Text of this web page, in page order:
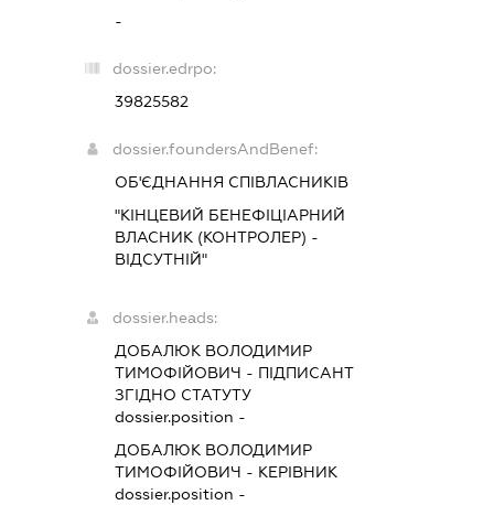
-
dossier.edrpo:
39825582
dossier.foundersAndBenef:
ОБ'ЄДНАННЯ СПІВЛАСНИКІВ
"КІНЦЕВИЙ БЕНЕФІЦІАРНИЙ
ВЛАСНИК (КОНТРОЛЕР) -
ВІДСУТНІЙ"
dossier.heads:
ДОБАЛЮК ВОЛОДИМИР
ТИМОФІЙОВИЧ - ПІДПИСАНТ
ЗГІДНО СТАТУТУ
dossier.position -
ДОБАЛЮК ВОЛОДИМИР
ТИМОФІЙОВИЧ - КЕРІВНИК
dossier.position -